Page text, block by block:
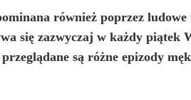
również poprzez
się zazwyczaj w każdy piątek
są różne epizody